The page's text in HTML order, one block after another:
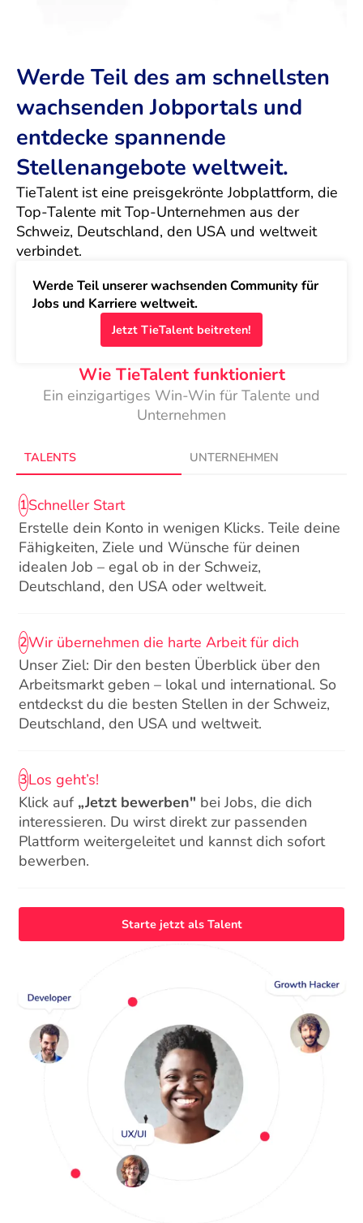
Werde Teil des am schnellsten
wachsenden Jobportals und
entdecke spannende
Stellenangebote weltweit.
TieTalent ist eine preisgekrönte Jobplattform, die
Top-Talente mit Top-Unternehmen aus der
Schweiz, Deutschland, den USA und weltweit
verbindet.
Werde Teil unserer wachsenden Community für
Jobs und Karriere weltweit.
Jetzt TieTalent beitreten!
Wie TieTalent funktioniert
Ein einzigartiges Win-Win für Talente und
Unternehmen
TALENTS UNTERNEHMEN
1Schneller Start
Erstelle dein Konto in wenigen Klicks. Teile deine
Fähigkeiten, Ziele und Wünsche für deinen
idealen Job – egal ob in der Schweiz,
Deutschland, den USA oder weltweit.
2Wir übernehmen die harte Arbeit für dich
Unser Ziel: Dir den besten Überblick über den
Arbeitsmarkt geben – lokal und international. So
entdeckst du die besten Stellen in der Schweiz,
Deutschland, den USA und weltweit.
3Los geht’s!
Klick auf „Jetzt bewerben" bei Jobs, die dich
interessieren. Du wirst direkt zur passenden
Plattform weitergeleitet und kannst dich sofort
bewerben.
Starte jetzt als Talent